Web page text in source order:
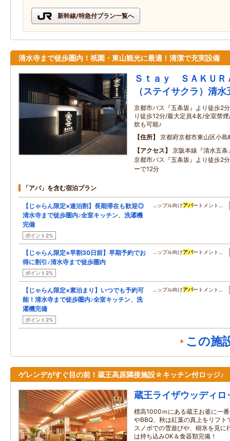
新幹線/特急付プラン一覧へ
清水寺まで徒歩圏内！祇園・東山観光に最適！清潔で充実設備
Ｓｔａｙ ＳＡＫＵ
（ステイサクラ）清水
京都市バス『五条坂』より徒歩2
り徒歩12分/最大定員4名/全室禁
炊も可能♪
住所
京都府京都市東山区小島
アクセス
京阪本線『清水五
京都市バス『五条坂』より徒歩2
ーで12分
「アパ」を含む宿泊プラン
【じゃらん限定×連泊割】長期滞在も歓迎◎
清水寺まで徒歩圏内♪全室キッチン、洗濯機
完備
ポイント2%
…ップル向けアパートメント…
【じゃらん限定×早割30日前】早期予約でお
得に割引♪清水寺まで徒歩圏内
ポイント2%
…ップル向けアパートメント…
【じゃらん限定×素泊まり】いつでも予約可
能！清水寺まで徒歩圏内♪全室キッチン、洗
濯機完備
ポイント2%
…ップル向けアパートメント…
この施
ゲレンデがすぐ目の前！蔵王高原隣接施設☆キッチン付ロッジ♪
蔵王ライザウッディロ
標高1000ｍにある蔵王お釜に一
やBBQ、秋は紅葉の真上をリフト
スノボでの雪遊びや、樹氷を見に
は持ち込みOK＆食器類完備！